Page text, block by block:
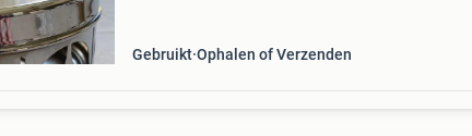
Gebruikt Ophalen of Verzenden